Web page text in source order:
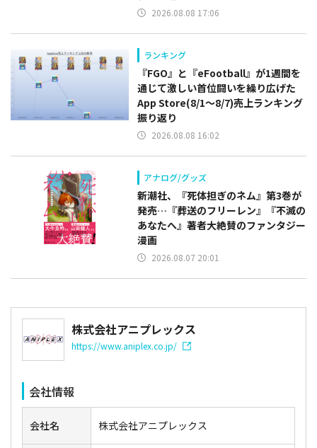
2026.08.08 17:06
ランキング
『FGO』と『eFootball』が1週間を
通じて激しい首位闘いを繰り広げた
App Store(8/1～8/7)売上ランキング
振り返り
2026.08.08 16:02
アナログ/グッズ
新潮社、『死体担ぎのネム』第3巻が
発売…『葬送のフリーレン』『不滅の
あなたへ』著者大絶賛のファンタジー
漫画
2026.08.07 20:01
株式会社アニプレックス
https://www.aniplex.co.jp/
会社情報
会社名 株式会社アニプレックス